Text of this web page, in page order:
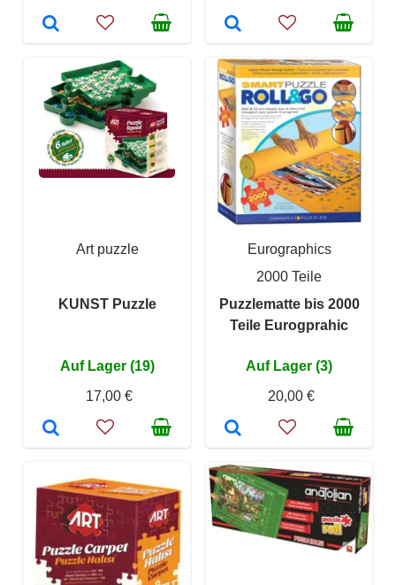
Art puzzle
KUNST Puzzle
Auf Lager (19)
17,00 €
Eurographics
2000 Teile
Puzzlematte bis 2000
Teile Eurogprahic
Auf Lager (3)
20,00 €